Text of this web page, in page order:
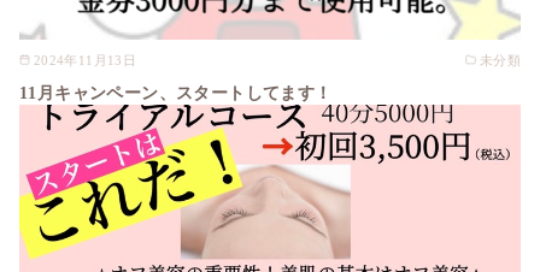
2024年11月13日 未分類
11月キャンペーン、スタートしてます！